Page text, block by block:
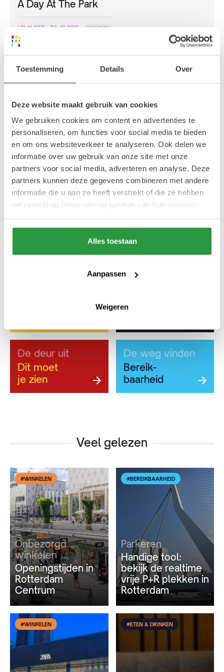
Toestemming Details Over
Deze website maakt gebruik van cookies
We gebruiken cookies om content en advertenties te
personaliseren, om functies voor social media te bieden
en om ons websiteverkeer te analyseren. Ook delen we
informatie over uw gebruik van onze site met onze
partners voor social media, adverteren en analyse. Deze
partners kunnen deze gegevens combineren met andere
informatie die u aan ze heeft verstrekt of die ze hebben
verzameld op basis van uw gebruik van hun services.
Alles toestaan
Aanpassen
Weigeren
A Day At The Park
VR 11 SEP - ZA 12 SEP DE DOELEN
Cross Comix Festival
VR 11 SEP - ZA 12 SEP ZUIDERPARK
ZO 6 SEP - ZO 13 SEP DIVERSE LOCATIES ROTTERDAM
ALL CAPS
Rotterdam Pride Festival
Bekijk alles
Plan je bezoek
Over-
De deur uit
Dit moet
je zien
De weg vinden
Bereik-
baarheid
Veel gelezen
#WINKELEN
Onbezorgd
winkelen
Openingstijden in
Rotterdam
Centrum
#BEREIKBAARHEID
Parkeren
Handige tool:
bekijk de realtime
vrije P+R plekken in
Rotterdam
#WINKELEN #ETEN & DRINKEN